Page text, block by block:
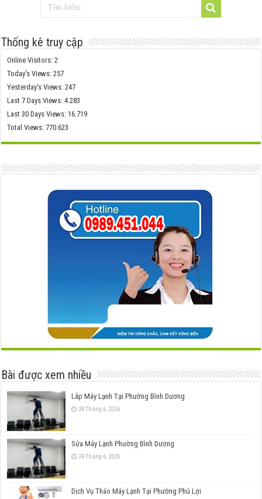
Thống kê truy cập
Online Visitors:2
Today's Views:257
Yesterday's Views:247
Last 7 Days Views:4.283
Last 30 Days Views:16.719
Total Views:770.623
Bài được xem nhiều
Lắp Máy Lạnh Tại Phường Bình Dương
24 Tháng 6, 2026
Sửa Máy Lạnh Phường Bình Dương
24 Tháng 6, 2026
Dịch Vụ Tháo Máy Lạnh Tại Phường Phú Lợi